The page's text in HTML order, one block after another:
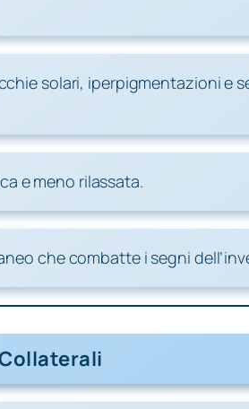
solari, iperpigmentazioni e
e meno rilassata.
che combatte i segni